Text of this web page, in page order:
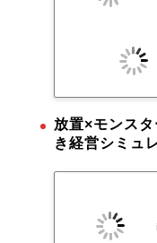
放置×モンス
き経営シミュ